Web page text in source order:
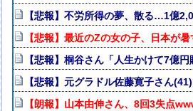
【悲報】不労所得の夢、散る…1億
【悲報】最近のZの女の子、日本が
【悲報】桐谷さん「人生かけて7億
【悲報】元グラドル佐藤寛子さん
【朗報】山本由伸さん、8回3失点